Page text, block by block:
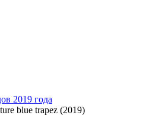
2019 года
blue trapez (2019)